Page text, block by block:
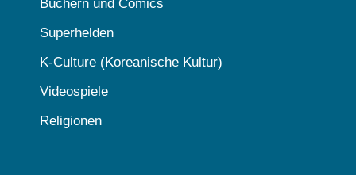
Büchern und Comics
Superhelden
K-Culture (Koreanische Kultur)
Videospiele
Religionen